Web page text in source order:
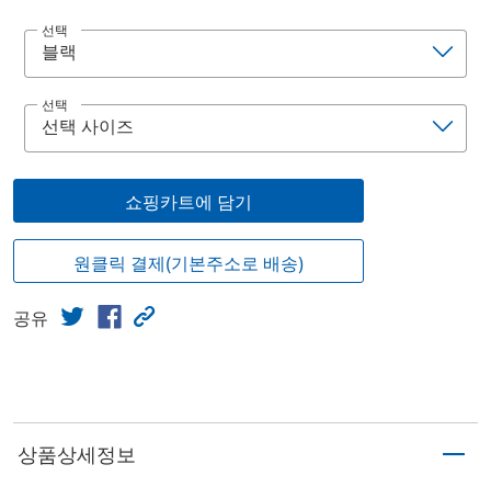
선택
선택
쇼핑카트에 담기
원클릭 결제(기본주소로 배송)
공유
상품상세정보